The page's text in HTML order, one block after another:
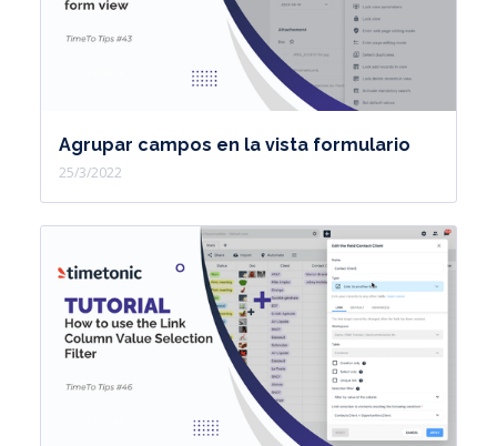
Agrupar campos en la vista formulario
25/3/2022